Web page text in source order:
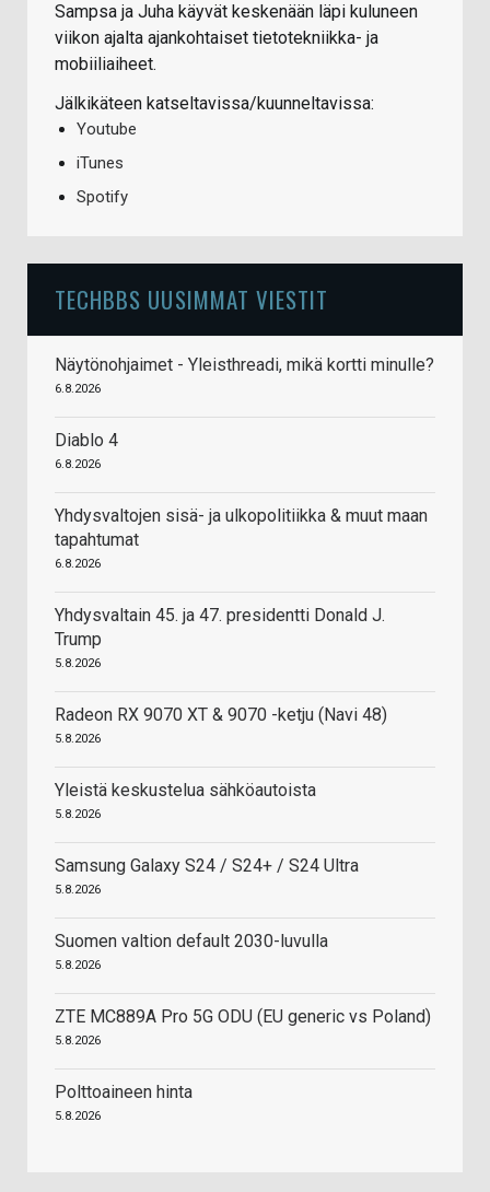
Sampsa ja Juha käyvät keskenään läpi kuluneen
viikon ajalta ajankohtaiset tietotekniikka- ja
mobiiliaiheet.
Jälkikäteen katseltavissa/kuunneltavissa:
Youtube
iTunes
Spotify
TECHBBS UUSIMMAT VIESTIT
Näytönohjaimet - Yleisthreadi, mikä kortti minulle?
6.8.2026
Diablo 4
6.8.2026
Yhdysvaltojen sisä- ja ulkopolitiikka & muut maan
tapahtumat
6.8.2026
Yhdysvaltain 45. ja 47. presidentti Donald J.
Trump
5.8.2026
Radeon RX 9070 XT & 9070 -ketju (Navi 48)
5.8.2026
Yleistä keskustelua sähköautoista
5.8.2026
Samsung Galaxy S24 / S24+ / S24 Ultra
5.8.2026
Suomen valtion default 2030-luvulla
5.8.2026
ZTE MC889A Pro 5G ODU (EU generic vs Poland)
5.8.2026
Polttoaineen hinta
5.8.2026